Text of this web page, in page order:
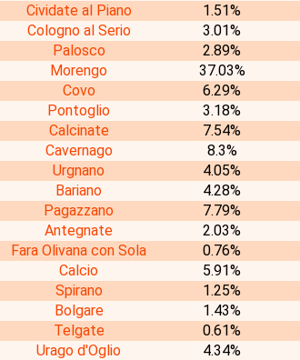
Cividate al Piano
1.51%
Cologno al Serio
3.01%
Palosco
2.89%
Morengo
37.03%
Covo
6.29%
Pontoglio
3.18%
Calcinate
7.54%
Cavernago
8.3%
Urgnano
4.05%
Bariano
4.28%
Pagazzano
7.79%
Antegnate
2.03%
Fara Olivana con Sola
0.76%
Calcio
5.91%
Spirano
1.25%
Bolgare
1.43%
Telgate
0.61%
Urago d'Oglio
4.34%